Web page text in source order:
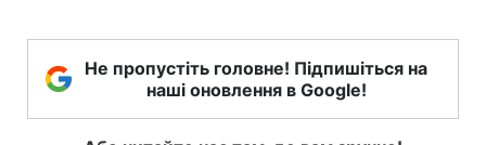
Не пропустіть головне! Підпишіться на
наші оновлення в Google!